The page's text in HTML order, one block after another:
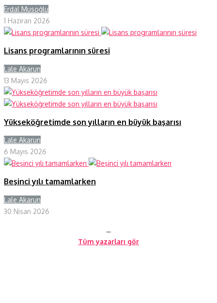
Erdal Musoğlu
1 Haziran 2026
Lisans programlarının süresi
Lale Akarun
13 Mayıs 2026
Yükseköğretimde son yılların en büyük başarısı
Lale Akarun
6 Mayıs 2026
Beşinci yılı tamamlarken
Lale Akarun
30 Nisan 2026
…
Tüm yazarları gör